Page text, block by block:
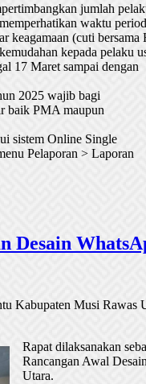
jumlah
waktu
keagamaan (cuti
kepada pelaku
17 Maret sampai dengan
2025 wajib bagi
baik PMA maupun
sistem Online Single
Pelaporan > Laporan
Desain
Kabupaten Musi Rawas
Rapat dilaksanakan
Rancangan Awal
Utara.